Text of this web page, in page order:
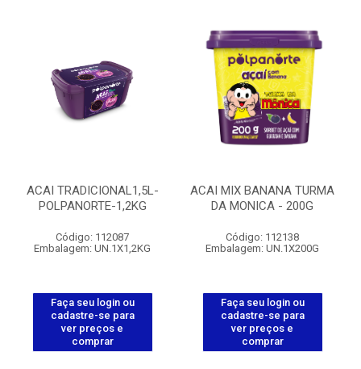
ACAI TRADICIONAL1,5L-
POLPANORTE-1,2KG
Código: 112087
Embalagem: UN.1X1,2KG
Faça seu login ou
cadastre-se para
ver preços e
comprar
ACAI MIX BANANA TURMA
DA MONICA - 200G
Código: 112138
Embalagem: UN.1X200G
Faça seu login ou
cadastre-se para
ver preços e
comprar